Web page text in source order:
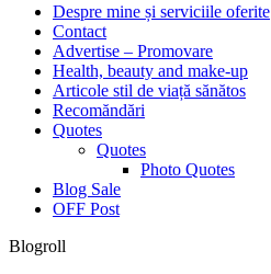
gânduriDespre mine și serviciile oferite
Contact
Advertise – Promovare
Health, beauty and make-up
Articole stil de viață sănătos
Recomăndări
Quotes
Quotes
Photo Quotes
Blog Sale
OFF Post
Blogroll